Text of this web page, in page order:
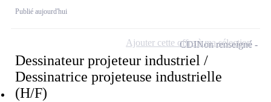
Publié aujourd'hui
Dessinateur projeteur industriel /
Dessinatrice projeteuse industrielle
(H/F)
CDINon renseigné
Ajouter cette offre à ma sélection